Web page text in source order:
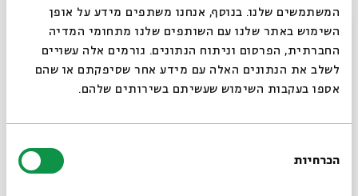
המשתמשים שלנו. בנוסף, אנחנו משתפים מידע על אופן
השימוש באתר שלנו עם השותפים שלנו מתחומי המדיה
החברתית, הפרסום וניתוח הנתונים. גורמים אלה עשויים
לשלב את הנתונים האלה עם מידע אחר שסיפקתם או שהם
אספו בעקבות השימוש שעשיתם בשירותים שלהם.
הסכמה
הכרחיות
מנחה:אפרים סידון– סטיריקן, סופר ומחזאי
בהשתתפות:
עדי דויטש
סגור